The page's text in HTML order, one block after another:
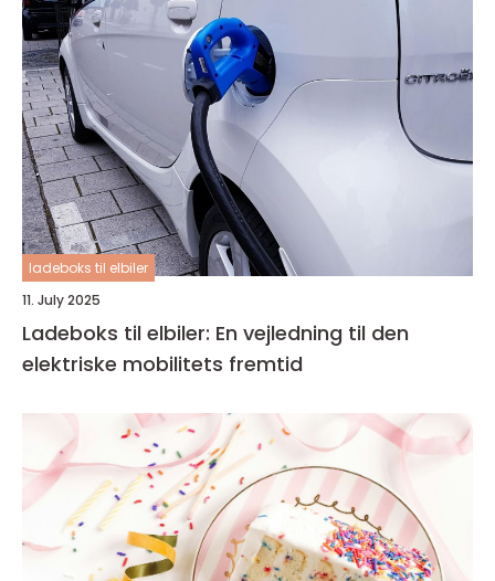
ladeboks til elbiler
11. July 2025
Ladeboks til elbiler: En vejledning til den
elektriske mobilitets fremtid